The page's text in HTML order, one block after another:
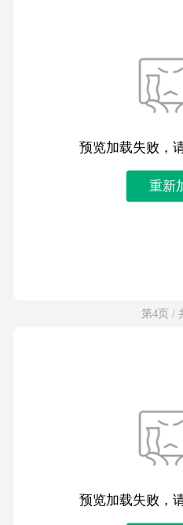
预览加载失败，
重新
第4页 /
预览加载失败，